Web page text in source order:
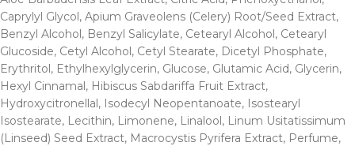
Caprylyl Glycol, Apium Graveolens (Celery) Root/Seed Extract,
Benzyl Alcohol, Benzyl Salicylate, Cetearyl Alcohol, Cetearyl
Glucoside, Cetyl Alcohol, Cetyl Stearate, Dicetyl Phosphate,
Erythritol, Ethylhexylglycerin, Glucose, Glutamic Acid, Glycerin,
Hexyl Cinnamal, Hibiscus Sabdariffa Fruit Extract,
Hydroxycitronellal, Isodecyl Neopentanoate, Isostearyl
Isostearate, Lecithin, Limonene, Linalool, Linum Usitatissimum
(Linseed) Seed Extract, Macrocystis Pyrifera Extract, Perfume,